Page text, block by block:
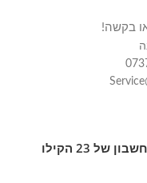
בקשה!
23 הקילו